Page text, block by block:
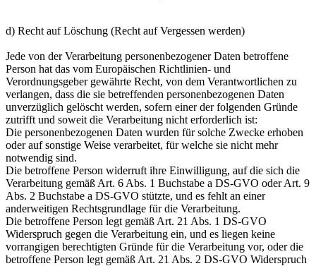
d) Recht auf Löschung (Recht auf Vergessen werden)
Jede von der Verarbeitung personenbezogener Daten betroffene
Person hat das vom Europäischen Richtlinien- und
Verordnungsgeber gewährte Recht, von dem Verantwortlichen zu
verlangen, dass die sie betreffenden personenbezogenen Daten
unverzüglich gelöscht werden, sofern einer der folgenden Gründe
zutrifft und soweit die Verarbeitung nicht erforderlich ist:
Die personenbezogenen Daten wurden für solche Zwecke erhoben
oder auf sonstige Weise verarbeitet, für welche sie nicht mehr
notwendig sind.
Die betroffene Person widerruft ihre Einwilligung, auf die sich die
Verarbeitung gemäß Art. 6 Abs. 1 Buchstabe a DS-GVO oder Art. 9
Abs. 2 Buchstabe a DS-GVO stützte, und es fehlt an einer
anderweitigen Rechtsgrundlage für die Verarbeitung.
Die betroffene Person legt gemäß Art. 21 Abs. 1 DS-GVO
Widerspruch gegen die Verarbeitung ein, und es liegen keine
vorrangigen berechtigten Gründe für die Verarbeitung vor, oder die
betroffene Person legt gemäß Art. 21 Abs. 2 DS-GVO Widerspruch